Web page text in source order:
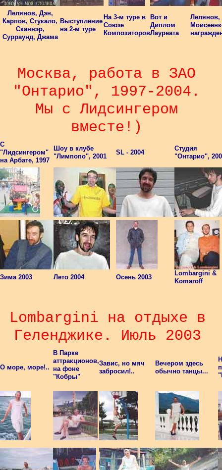
Лелянов, Дэн,
Карпов, Стукало,
Сканнэр,
Сурраунд, Джама
Выступление
на 2-м туре
На 3-м туре в
Союзе
Композиторов
Вот и
Диплом
Лауреата
Лелянов,
Москва, работа в ЗАО
"Онтарио", 1997-2004.
Мы с Лидсингером
вместе!)
С
"Лидсингером"
на Арбате, 1997
Шоу в клубе
"Лимпопо", 2001
SL - 2004
Студия
"Онтарио",
Зима 2003 Лето 2004 Осень 2003
Lombargini &
Komaroff
Lombargini на отдыхе в
Геленджике. Июль 2003
О море, море!..
В Парке
аттракционов,
на фоне
"Кобры"
Завис, но мяч
забросил!..
Вечером здесь
обычно танцы...